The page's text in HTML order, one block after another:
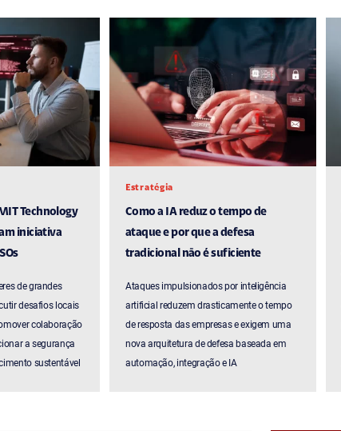
Technology
iniciativa
de grandes
desafios locais
colaboração
a segurança
sustentável
Estratégia
Como a IA reduz o tempo de
ataque e por que a defesa
tradicional não é suficiente
Ataques impulsionados por inteligência
artificial reduzem drasticamente o tempo
de resposta das empresas e exigem uma
nova arquitetura de defesa baseada em
automação, integração e IA